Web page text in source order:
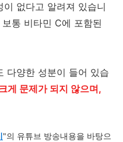
없다고 알려져 있습니
통 비타민 C에 포함된
다양한 성분이 들어 있습
게 문제가 되지 않으며,
"의 유튜브 방송내용을 바탕으